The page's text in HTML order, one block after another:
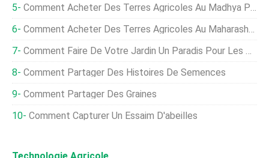
Comment Acheter Des Terres Agricoles Au Madhya Pradesh
Comment Acheter Des Terres Agricoles Au Maharashtra
Comment Faire De Votre Jardin Un Paradis Pour Les Abeilles
Comment Partager Des Histoires De Semences
Comment Partager Des Graines
Comment Capturer Un Essaim D'abeilles